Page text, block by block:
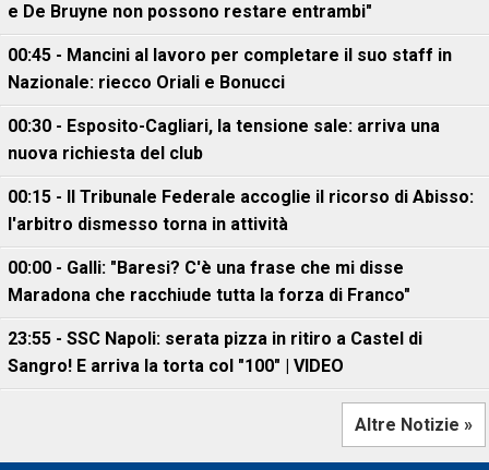
e De Bruyne non possono restare entrambi"
00:45 - Mancini al lavoro per completare il suo staff in
Nazionale: riecco Oriali e Bonucci
00:30 - Esposito-Cagliari, la tensione sale: arriva una
nuova richiesta del club
00:15 - Il Tribunale Federale accoglie il ricorso di Abisso:
l'arbitro dismesso torna in attività
00:00 - Galli: "Baresi? C'è una frase che mi disse
Maradona che racchiude tutta la forza di Franco"
23:55 - SSC Napoli: serata pizza in ritiro a Castel di
Sangro! E arriva la torta col "100" | VIDEO
Altre Notizie »